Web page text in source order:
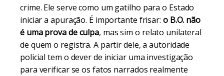
crime. Ele serve como um gatilho para o Estado
iniciar a apuração. É importante frisar: o B.O. não
é uma prova de culpa, mas sim o relato unilateral
de quem o registra. A partir dele, a autoridade
policial tem o dever de iniciar uma investigação
para verificar se os fatos narrados realmente